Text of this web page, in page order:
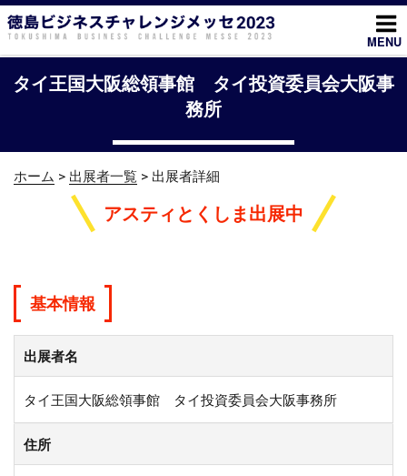
コ
ン
テ
MENU
タイ王国大阪総領事館 タイ投資委員会大阪事
務所
ホーム > 出展者一覧 > 出展者詳細
アスティとくしま出展中
基本情報
出展者名
タイ王国大阪総領事館 タイ投資委員会大阪事務所
住所